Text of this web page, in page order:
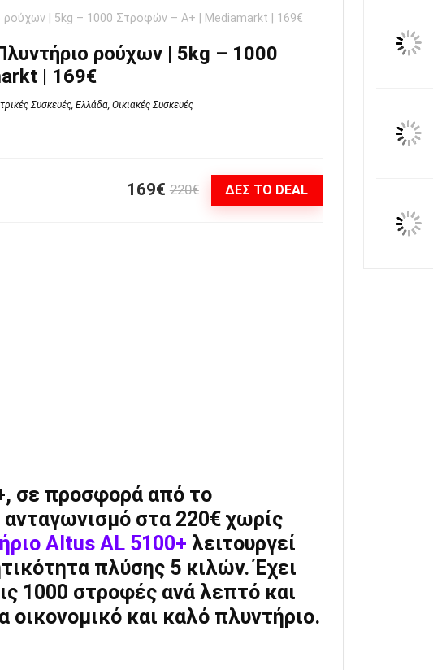
ρούχων | 5kg – 1000 Στροφών – A+ | Mediamarkt | 169€
ρούχων | 5kg – 1000
| 169€
Συσκευές, Ελλάδα, Οικιακές Συσκευές
169€ 220€ ΔΕΣ ΤΟ DEAL
σε προσφορά από το
στα 220€ χωρίς
Altus AL 5100+ λειτουργεί
πλύσης 5 κιλών. Έχει
1000 στροφές ανά λεπτό και
οικονομικό και καλό πλυντήριο.